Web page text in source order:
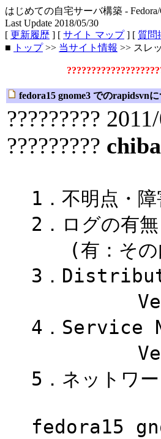
はじめての自宅サーバ構築 - Fedora/
Last Update 2018/05/30
[ 更新履歴 ] [ サイト マップ] [ 質問
■
トップ>> 当サイト情報 >> スレ
fedora15 gnome3 でのrapidsvn
?????????
?????????
1．不明点・
2．ログの
(有：その
3．
4．Service
5．ネットワー
fedora15